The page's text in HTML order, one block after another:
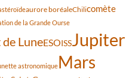
aurore boréaleChilicomète
de la Grande Ourse
LuneESOISSJupiter
astronomiqueMars